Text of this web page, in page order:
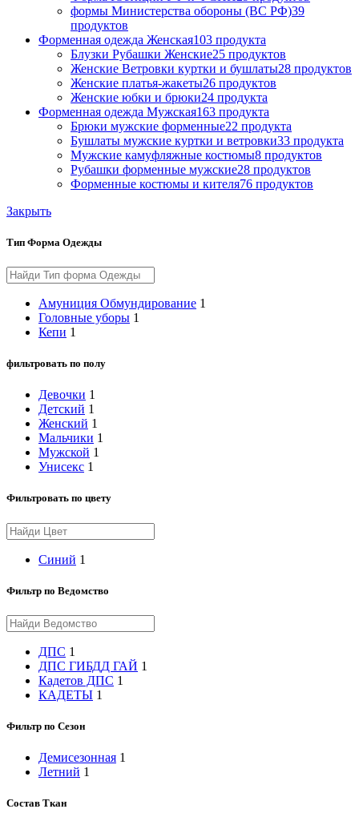
формы Министерства обороны (ВС РФ)39
продуктов
Форменная одежда Женская103 продукта
Блузки Рубашки Женские25 продуктов
Женские Ветровки куртки и бушлаты28 продуктов
Женские платья-жакеты26 продуктов
Женские юбки и брюки24 продукта
Форменная одежда Мужская163 продукта
Брюки мужские форменные22 продукта
Бушлаты мужские куртки и ветровки33 продукта
Мужские камуфляжные костюмы8 продуктов
Рубашки форменные мужские28 продуктов
Форменные костюмы и кителя76 продуктов
Закрыть
Тип Форма Одежды
Амуниция Обмундирование 1
Головные уборы 1
Кепи 1
фильтровать по полу
Девочки 1
Детский 1
Женский 1
Мальчики 1
Мужской 1
Унисекс 1
Фильтровать по цвету
Синий 1
Фильтр по Ведомство
ДПС 1
ДПС ГИБДД ГАЙ 1
Кадетов ДПС 1
КАДЕТЫ 1
Фильтр по Сезон
Демисезонная 1
Летний 1
Состав Ткан